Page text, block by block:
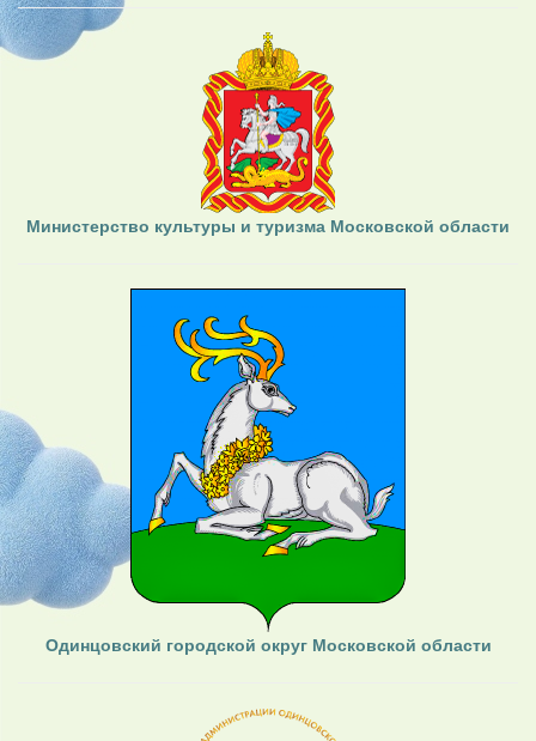
Министерство культуры и туризма Московской области
Одинцовский городской округ Московской области